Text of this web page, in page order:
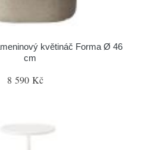
květináč Forma Ø 46
cm
8 590 Kč